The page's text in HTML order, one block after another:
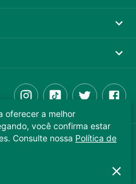
CNPJ 37.989.806/0001-64
os direitos reservados
oferecer a melhor
você confirma estar
Consulte nossa Política de